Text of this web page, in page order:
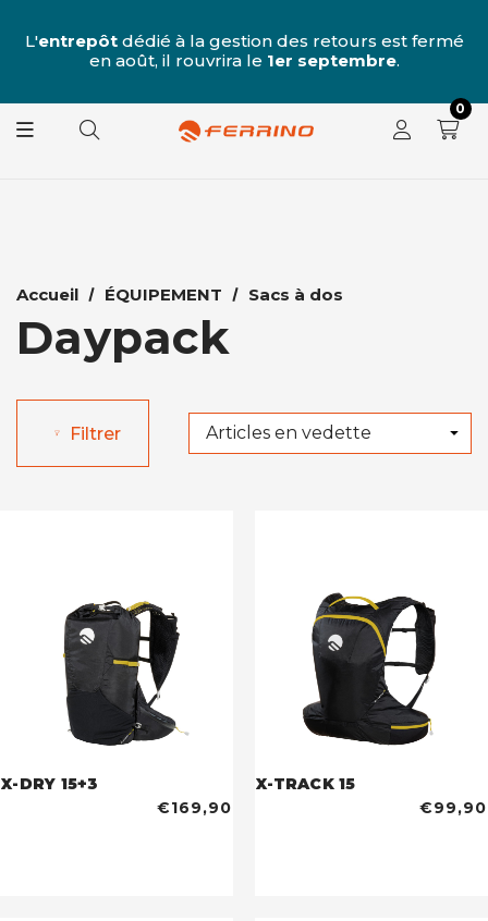
L'entrepôtdédié à la gestion des retours est fermé
en août, il rouvrira le 1er septembre.
0
Accueil ÉQUIPEMENT Sacs à dos
Daypack
Filtrer
X-DRY 15+3
€169,90
X-TRACK 15
€99,90